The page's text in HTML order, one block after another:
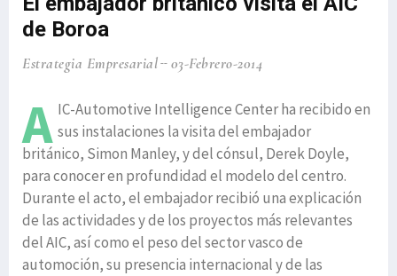
de Boroa
Estrategia Empresarial 03-Febrero-2014
A IC-Automotive Intelligence Center ha recibido en
sus instalaciones la visita del embajador
británico, Simon Manley, y del cónsul, Derek Doyle,
para conocer en profundidad el modelo del centro.
Durante el acto, el embajador recibió una explicación
de las actividades y de los proyectos más relevantes
del AIC, así como el peso del sector vasco de
automoción, su presencia internacional y de las